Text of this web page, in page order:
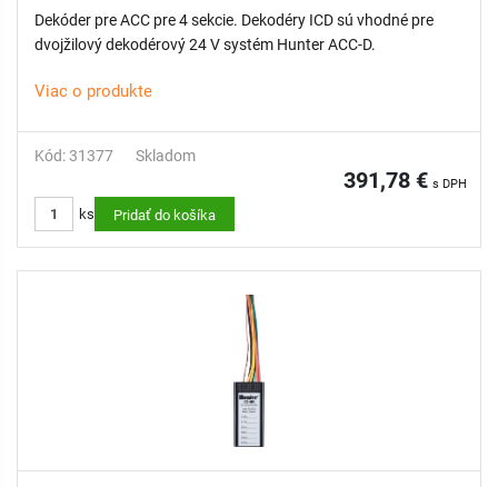
Dekóder pre ACC pre 4 sekcie. Dekodéry ICD sú vhodné pre
dvojžilový dekodérový 24 V systém Hunter ACC-D.
Viac o produkte
Kód: 31377 Skladom
391,78 € s DPH
ks Pridať do košíka